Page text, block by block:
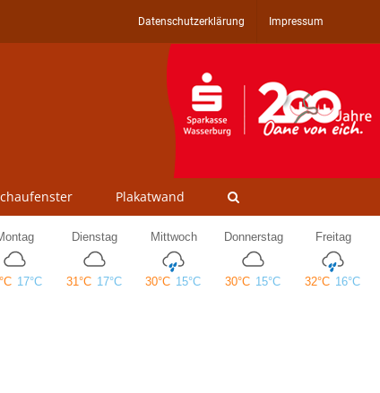
Datenschutzerklärung Impressum
Plakatwand